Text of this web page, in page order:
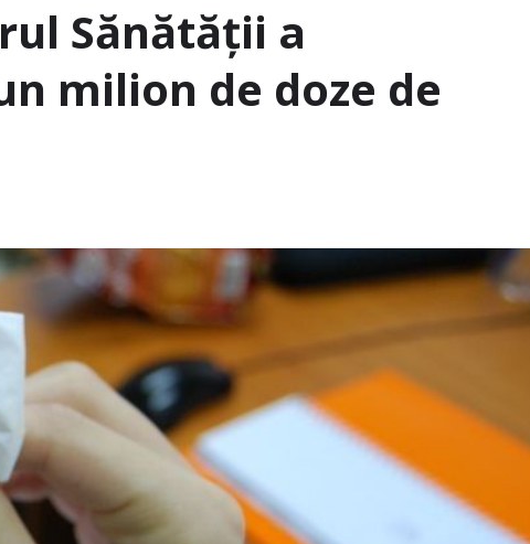
Sănătăţii a
milion de doze de